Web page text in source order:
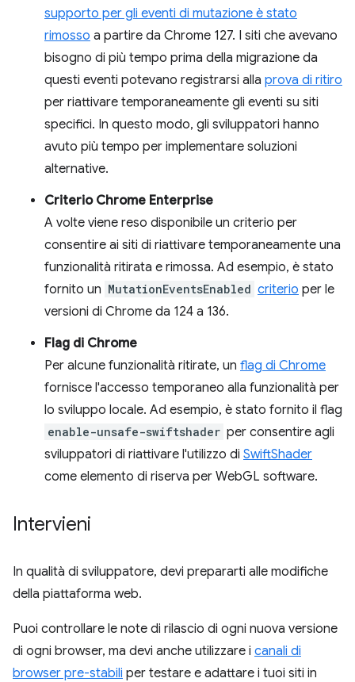
supporto per gli eventi di mutazione è stato
rimosso a partire da Chrome 127. I siti che avevano
bisogno di più tempo prima della migrazione da
questi eventi potevano registrarsi alla prova di ritiro
per riattivare temporaneamente gli eventi su siti
specifici. In questo modo, gli sviluppatori hanno
avuto più tempo per implementare soluzioni
alternative.
Criterio Chrome Enterprise
A volte viene reso disponibile un criterio per
consentire ai siti di riattivare temporaneamente una
funzionalità ritirata e rimossa. Ad esempio, è stato
fornito un MutationEventsEnabled criterio per le
versioni di Chrome da 124 a 136.
Flag di Chrome
Per alcune funzionalità ritirate, un flag di Chrome
fornisce l'accesso temporaneo alla funzionalità per
lo sviluppo locale. Ad esempio, è stato fornito il flag
enable-unsafe-swiftshader per consentire agli
sviluppatori di riattivare l'utilizzo di SwiftShader
come elemento di riserva per WebGL software.
Intervieni
In qualità di sviluppatore, devi prepararti alle modifiche
della piattaforma web.
Puoi controllare le note di rilascio di ogni nuova versione
di ogni browser, ma devi anche utilizzare i canali di
browser pre-stabili per testare e adattare i tuoi siti in